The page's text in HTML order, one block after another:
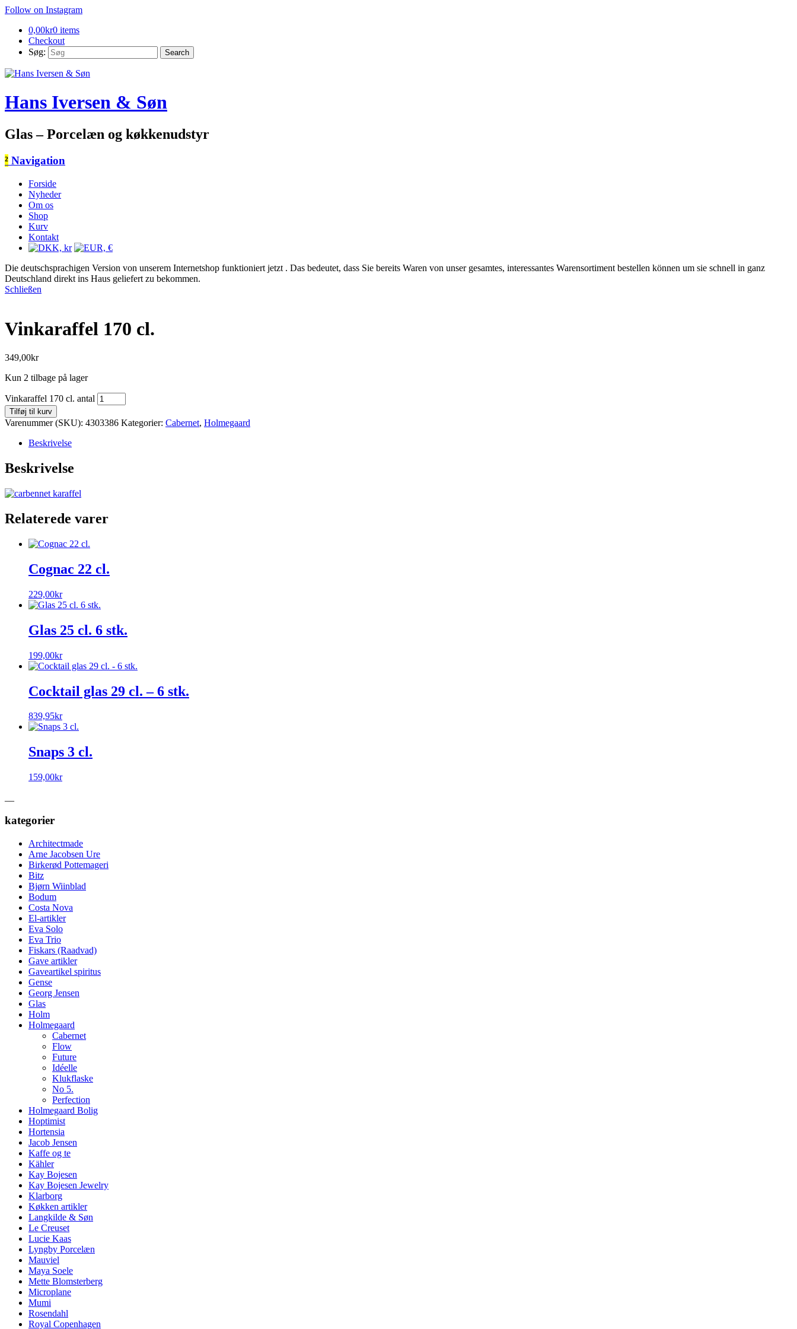
Follow on Instagram
0,00kr0 items
Checkout
Søg:
Hans Iversen & Søn
Glas – Porcelæn og køkkenudstyr
² Navigation
Forside
Nyheder
Om os
Shop
Kurv
Kontakt
Die deutschsprachigen Version von unserem Internetshop funktioniert jetzt . Das bedeutet, dass Sie bereits Waren von unser gesamtes, interessantes Warensortiment bestellen können um sie schnell in ganz
Deutschland direkt ins Haus geliefert zu bekommen.
Schließen
Vinkaraffel 170 cl.
349,00kr
Kun 2 tilbage på lager
Vinkaraffel 170 cl. antal
Tilføj til kurv
Varenummer (SKU): 4303386 Kategorier: Cabernet, Holmegaard
Beskrivelse
Beskrivelse
Relaterede varer
Cognac 22 cl.
229,00kr
Glas 25 cl. 6 stk.
199,00kr
Cocktail glas 29 cl. – 6 stk.
839,95kr
Snaps 3 cl.
159,00kr
kategorier
Architectmade
Arne Jacobsen Ure
Birkerød Pottemageri
Bitz
Bjørn Wiinblad
Bodum
Costa Nova
El-artikler
Eva Solo
Eva Trio
Fiskars (Raadvad)
Gave artikler
Gaveartikel spiritus
Gense
Georg Jensen
Glas
Holm
Holmegaard
Cabernet
Flow
Future
Idéelle
Klukflaske
No 5.
Perfection
Holmegaard Bolig
Hoptimist
Hortensia
Jacob Jensen
Kaffe og te
Kähler
Kay Bojesen
Kay Bojesen Jewelry
Klarborg
Køkken artikler
Langkilde & Søn
Le Creuset
Lucie Kaas
Lyngby Porcelæn
Mauviel
Maya Soele
Mette Blomsterberg
Microplane
Mumi
Rosendahl
Royal Copenhagen